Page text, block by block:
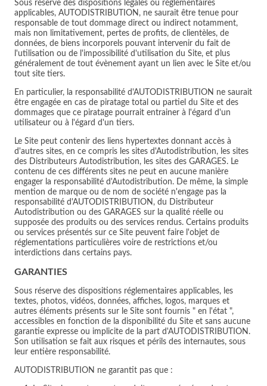
Sous réserve des dispositions légales ou réglementaires
applicables, AUTODISTRIBUTION, ne saurait être tenue pour
responsable de tout dommage direct ou indirect notamment,
mais non limitativement, pertes de profits, de clientèles, de
données, de biens incorporels pouvant intervenir du fait de
l'utilisation ou de l'impossibilité d'utilisation du Site, et plus
généralement de tout évènement ayant un lien avec le Site et/ou
tout site tiers.
En particulier, la responsabilité d'AUTODISTRIBUTION ne saurait
être engagée en cas de piratage total ou partiel du Site et des
dommages que ce piratage pourrait entrainer à l'égard d'un
utilisateur ou à l'égard d'un tiers.
Le Site peut contenir des liens hypertextes donnant accès à
d'autres sites, en ce compris les sites d'Autodistribution, les sites
des Distributeurs Autodistribution, les sites des GARAGES. Le
contenu de ces différents sites ne peut en aucune manière
engager la responsabilité d'Autodistribution. De même, la simple
mention de marque ou de nom de société n'engage pas la
responsabilité d'AUTODISTRIBUTION, du Distributeur
Autodistribution ou des GARAGES sur la qualité réelle ou
supposée des produits ou des services rendus. Certains produits
ou services présentés sur ce Site peuvent faire l'objet de
réglementations particulières voire de restrictions et/ou
interdictions dans certains pays.
GARANTIES
Sous réserve des dispositions réglementaires applicables, les
textes, photos, vidéos, données, affiches, logos, marques et
autres éléments présents sur le Site sont fournis " en l'état ",
accessibles en fonction de la disponibilité du Site et sans aucune
garantie expresse ou implicite de la part d'AUTODISTRIBUTION.
Son utilisation se fait aux risques et périls des internautes, sous
leur entière responsabilité.
AUTODISTRIBUTION ne garantit pas que :